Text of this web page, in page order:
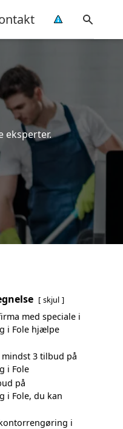
eksperter.
skjul
med speciale i
i Fole hjælpe
3 tilbud på
i Fole
på
i Fole, du kan
i